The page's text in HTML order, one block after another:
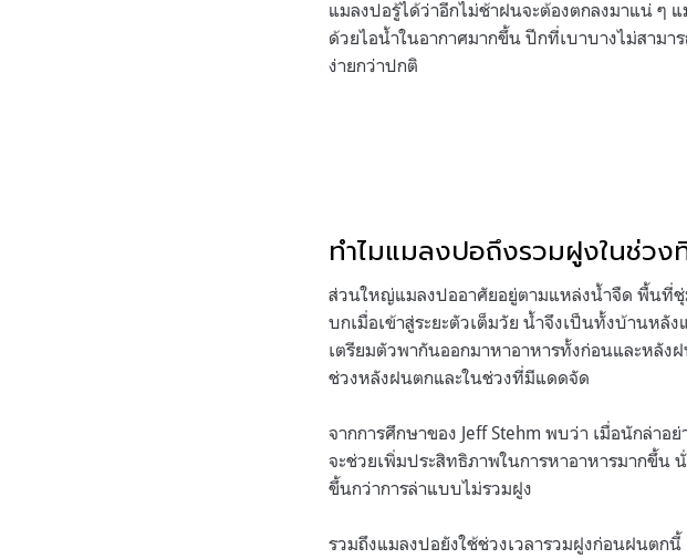
แมลงปอรู้ได้ว่าอีกไม่ช้าฝนจะต้องตกลงมาแน่ ๆ
ด้วยไอน้ำในอากาศมากขึ้น ปีกที่เบาบางไม่สาม
ง่ายกว่าปกติ
ทำไมแมลงปอถึงรวมฝูงในช่ว
ส่วนใหญ่แมลงปออาศัยอยู่ตามแหล่งน้ำจืด พื้นที่
บกเมื่อเข้าสู่ระยะตัวเต็มวัย น้ำจึงเป็นทั้งบ้านหลั
เตรียมตัวพากันออกมาหาอาหารทั้งก่อนและหลัง
ช่วงหลังฝนตกและในช่วงที่มีแดดจัด
จากการศึกษาของ Jeff Stehm พบว่า เมื่อนักล่า
จะช่วยเพิ่มประสิทธิภาพในการหาอาหารมากขึ้น
ขึ้นกว่าการล่าแบบไม่รวมฝูง
รวมถึงแมลงปอยังใช้ช่วงเวลารวมฝูงก่อนฝนตก